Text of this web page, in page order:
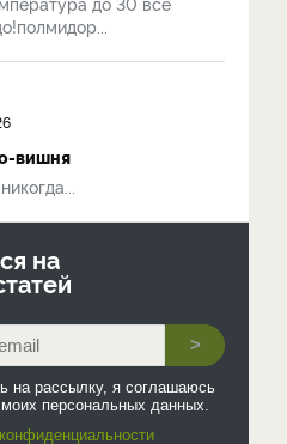
вишня
на
>
на рассылку, я соглашаюсь
персональных данных.